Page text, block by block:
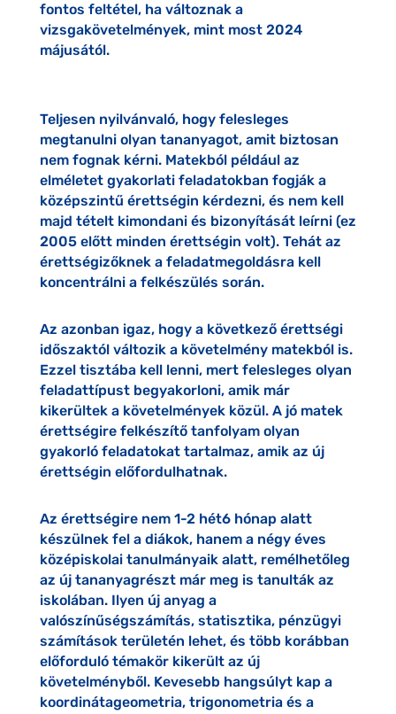
fontos feltétel, ha változnak a
vizsgakövetelmények, mint most 2024
májusától.
Teljesen nyilvánvaló, hogy felesleges
megtanulni olyan tananyagot, amit biztosan
nem fognak kérni. Matekból például az
elméletet gyakorlati feladatokban fogják a
középszintű érettségin kérdezni, és nem kell
majd tételt kimondani és bizonyítását leírni (ez
2005 előtt minden érettségin volt). Tehát az
érettségizőknek a feladatmegoldásra kell
koncentrálni a felkészülés során.
Az azonban igaz, hogy a következő érettségi
időszaktól változik a követelmény matekból is.
Ezzel tisztába kell lenni, mert felesleges olyan
feladattípust begyakorloni, amik már
kikerültek a követelmények közül. A jó matek
érettségire felkészítő tanfolyam olyan
gyakorló feladatokat tartalmaz, amik az új
érettségin előfordulhatnak.
Az érettségire nem 1-2 hét6 hónap alatt
készülnek fel a diákok, hanem a négy éves
középiskolai tanulmányaik alatt, remélhetőleg
az új tananyagrészt már meg is tanulták az
iskolában. Ilyen új anyag a
valószínűségszámítás, statisztika, pénzügyi
számítások területén lehet, és több korábban
előforduló témakör kikerült az új
követelményből. Kevesebb hangsúlyt kap a
koordinátageometria, trigonometria és a